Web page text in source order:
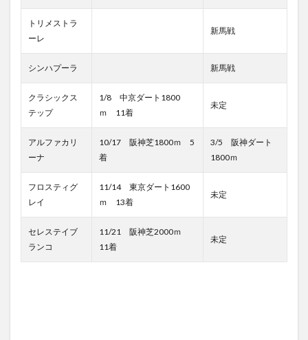
トリメストラ
ーレ
新馬戦
シンハプーラ 新馬戦
クラシックス
テップ
1/8 中京ダート1800
ｍ 11着
未定
アルファカリ
ーナ
10/17 阪神芝1800ｍ 5
着
3/5 阪神ダート
1800ｍ
フロスティグ
レイ
11/14 東京ダート1600
ｍ 13着
未定
セレステイブ
ランコ
11/21 阪神芝2000ｍ
11着
未定